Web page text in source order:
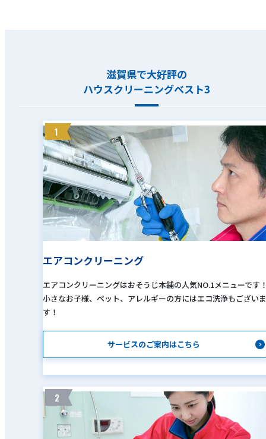
滋賀県で大好評の
ハウスクリーニングベスト3
1
エアコンクリーニング
エアコンクリーニングはおそうじ本舗の人気NO.1メニューです
小さなお子様、ペット、アレルギーの方にはエコ洗浄もございま
す！
サービスのご案内はこちら
2